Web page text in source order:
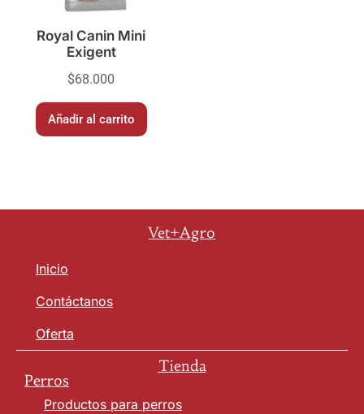
Royal Canin Mini
Exigent
$68.000
Añadir al carrito
Vet+Agro
Inicio
Contáctanos
Oferta
Tienda
Perros
Productos para perros